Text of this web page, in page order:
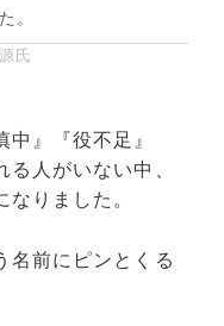
。
氏
』『役不足』
る人がいない中、
りました。
名前にピンとくる